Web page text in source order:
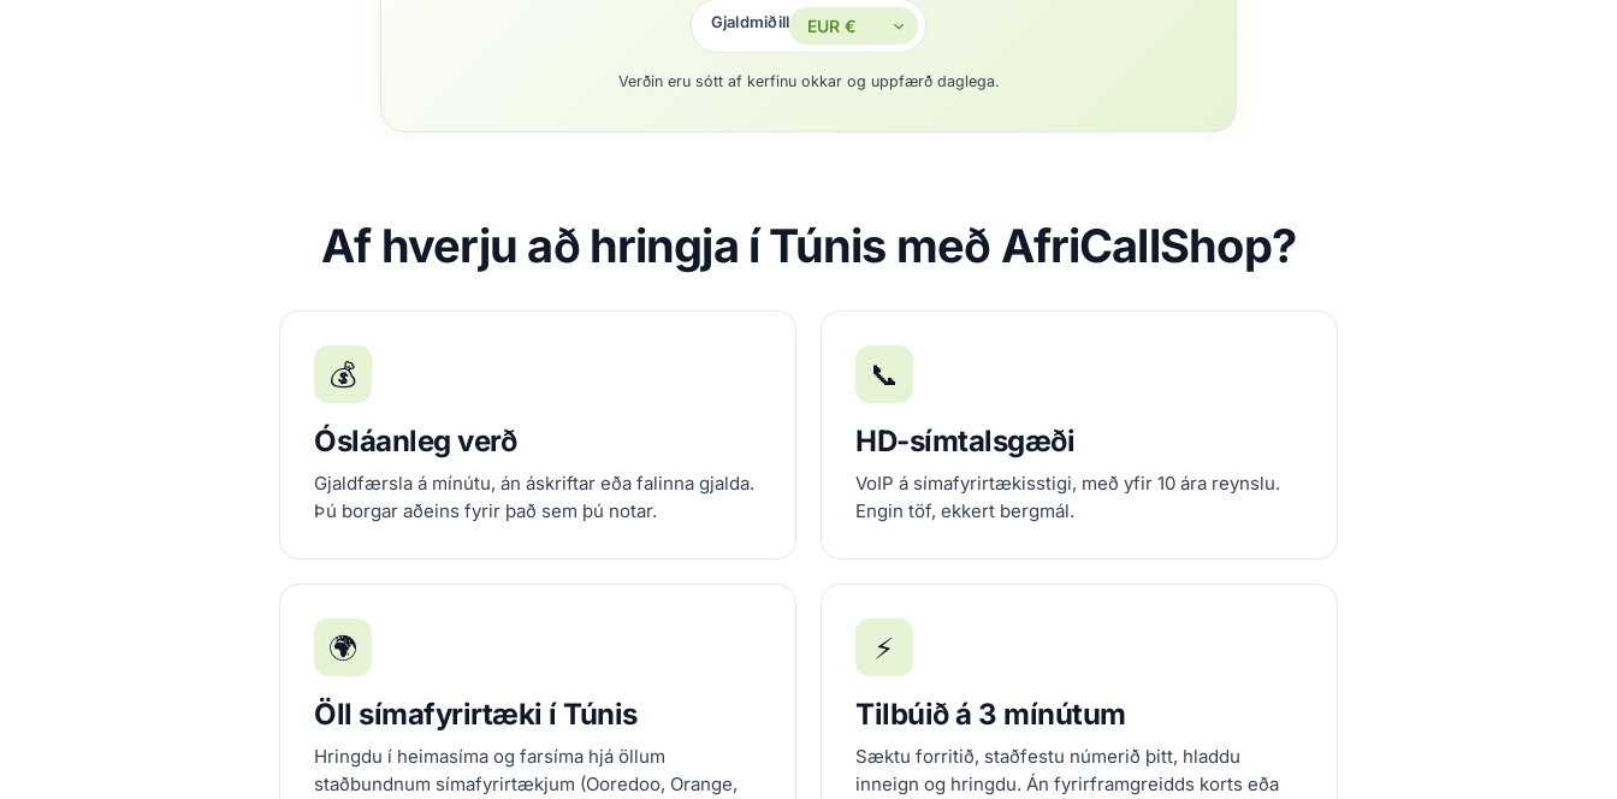
Gjaldmiðill
Verðin eru sótt af kerfinu okkar og uppfærð daglega.
Af hverju að hringja í Túnis með AfriCallShop?
💰
Ósláanleg verð
Gjaldfærsla á mínútu, án áskriftar eða falinna gjalda.
Þú borgar aðeins fyrir það sem þú notar.
📞
HD-símtalsgæði
VoIP á símafyrirtækisstigi, með yfir 10 ára reynslu.
Engin töf, ekkert bergmál.
🌍
Öll símafyrirtæki í Túnis
Hringdu í heimasíma og farsíma hjá öllum
staðbundnum símafyrirtækjum (Ooredoo, Orange,
⚡
Tilbúið á 3 mínútum
Sæktu forritið, staðfestu númerið þitt, hladdu
inneign og hringdu. Án fyrirframgreidds korts eða